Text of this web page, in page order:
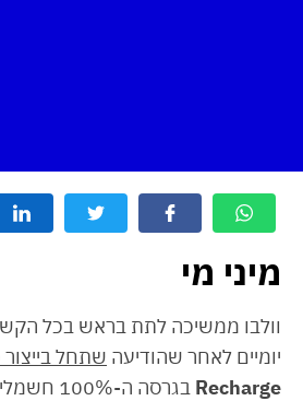
מיני מי
וולבו ממשיכה לתת בראש בכל
יומיים לאחר שהודיעה שתחל בייצור
Recharge
בגרסה ה-